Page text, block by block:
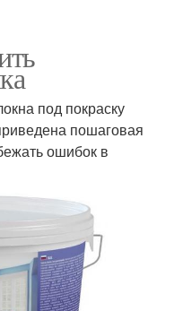
под покраску
пошаговая
ошибок в